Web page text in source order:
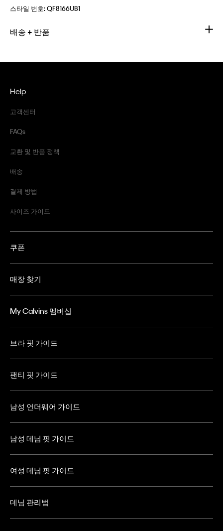
스타일 번호:QF8166UB1
배송 + 반품
Help
고객센터
FAQs
교환 및 반품 정책
배송
결제 방법
사이즈 가이드
쿠폰
매장 찾기
My Calvins 멤버십
브라 핏 가이드
팬티 핏 가이드
남성 언더웨어 가이드
남성 데님 핏 가이드
여성 데님 핏 가이드
데님 관리법